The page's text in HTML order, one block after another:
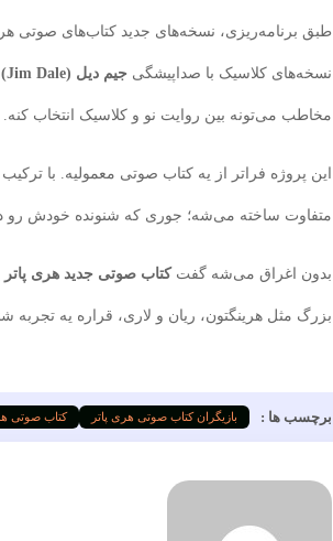
طبق برنامه‌ریزی، نسخه‌های جدید کتاب‌های صوتی
نسخه‌های کلاسیک با صداپیشگی جیم دیل (Jim Dale)
مخاطب می‌تونه بین روایت نو و کلاسیک انتخاب کنه.
این پروژه فراتر از یه کتاب صوتی معمولیه. با
متفاوت ساخته می‌شه؛ جوری که شنونده خودش
بدون اغراق می‌شه گفتکتاب صوتی جدید هری پاتر
بزرگ مثل هرینگتون، ریان و لاری، قراره یه تجربه
برچسب ها : بازیگران کتاب صوتی هری پاتر کتاب صوتی